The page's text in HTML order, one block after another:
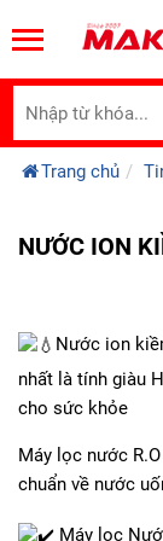
Trang chủ
NƯỚC ION
Nước ion
nhất là tính giàu
cho sức khỏe
Máy lọc nước
chuẩn về nước
Máy lọc